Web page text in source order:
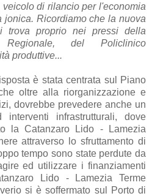
di rilancio per l'economia
jonica. Ricordiamo che la nuova
trova proprio nei pressi della
Regionale, del Policlinico
produttive...
è stata centrata sul Piano
oltre alla riorganizzazione e
dovrebbe prevedere anche un
infrastrutturali, dove
la Catanzaro Lido - Lamezia
attraverso lo sfruttamento di
tempo sono state perdute da
ed utilizzare i finanziamenti
Lido - Lamezia Terme
si è soffermato sul Porto di